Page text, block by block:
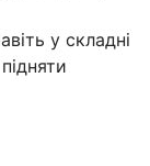
у складні